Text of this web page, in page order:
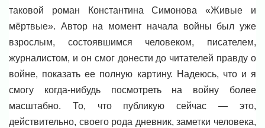
таковой роман Константина Симонова «Живые и
мёртвые». Автор на момент начала войны был уже
взрослым, состоявшимся человеком, писателем,
журналистом, и он смог донести до читателей правду о
войне, показать ее полную картину. Надеюсь, что и я
смогу когда-нибудь посмотреть на войну более
масштабно. То, что публикую сейчас — это,
действительно, своего рода дневник, заметки человека,